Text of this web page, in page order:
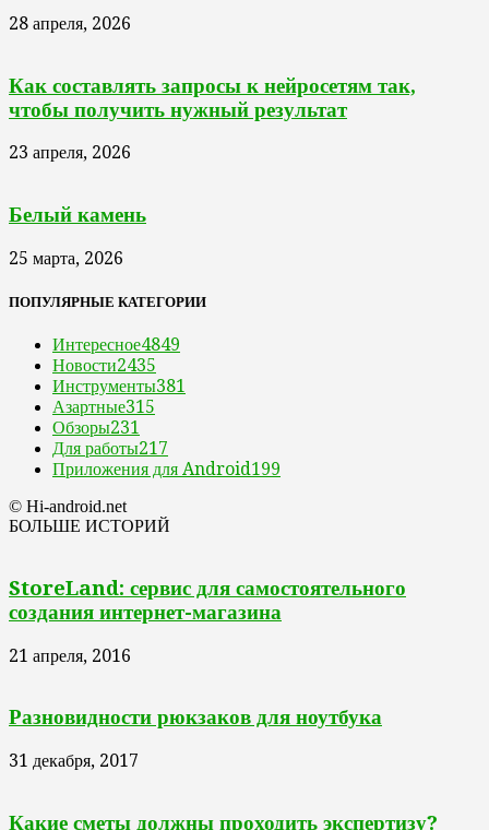
28 апреля, 2026
Как составлять запросы к нейросетям так,
чтобы получить нужный результат
23 апреля, 2026
Белый камень
25 марта, 2026
ПОПУЛЯРНЫЕ КАТЕГОРИИ
Интересное4849
Новости2435
Инструменты381
Азартные315
Обзоры231
Для работы217
Приложения для Android199
© Hi-android.net
БОЛЬШЕ ИСТОРИЙ
StoreLand: сервис для самостоятельного
создания интернет-магазина
21 апреля, 2016
Разновидности рюкзаков для ноутбука
31 декабря, 2017
Какие сметы должны проходить экспертизу?